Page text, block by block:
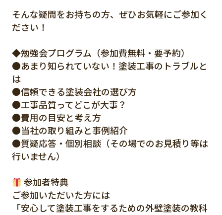
そんな疑問をお持ちの方、ぜひお気軽にご参加く
ださい！
◆勉強会プログラム（参加費無料・要予約）
●あまり知られていない！塗装工事のトラブルと
は
●信頼できる塗装会社の選び方
●工事品質ってどこが大事？
●費用の目安と考え方
●当社の取り組みと事例紹介
●質疑応答・個別相談（その場でのお見積り等は
行いません）
参加者特典
ご参加いただいた方には
「安心して塗装工事をするための外壁塗装の教科